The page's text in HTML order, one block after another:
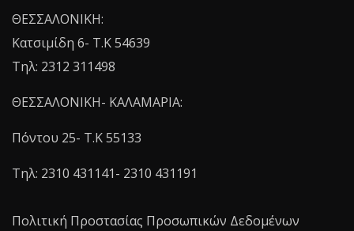
ΘΕΣΣΑΛΟΝΙΚΗ:
Κατσιμίδη 6- T.K 54639
Τηλ: 2312 311498
ΘΕΣΣΑΛΟΝΙΚΗ- ΚΑΛΑΜΑΡΙΑ:
Πόντου 25- Τ.Κ 55133
Τηλ: 2310 431141- 2310 431191
Πολιτική Προστασίας Προσωπικών Δεδομένων